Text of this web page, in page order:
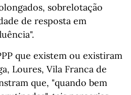
sobrelotação
de resposta em
que existem ou existiram
Loures, Vila Franca de
que, "quando bem